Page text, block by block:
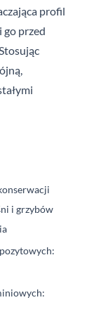
profil
go przed
i grzybów